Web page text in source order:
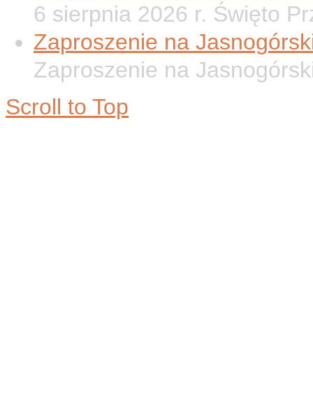
6 sierpnia 2026 r. Święto
Zaproszenie na
Zaproszenie na
Scroll to Top